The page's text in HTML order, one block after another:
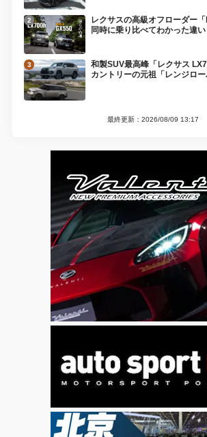
レクサスの高級オフローダー
同時に乗り比べてわかった違
和製SUV最高峰「レクサス
カントリーの元祖「レンジロ
最終更新：2026/08/09 13:17